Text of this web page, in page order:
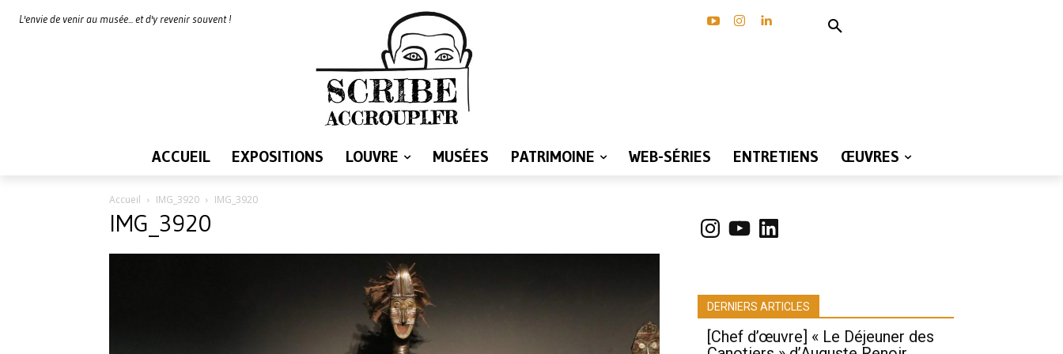
L'envie de venir au musée... et d'y revenir souvent !
ACCUEIL EXPOSITIONS LOUVRE MUSÉES PATRIMOINE WEB-SÉRIES ENTRETIENS ŒUVRES
Accueil IMG_3920 IMG_3920
IMG_3920 Instagram
YouTubeLinkedIn
DERNIERS ARTICLES
[Chef d’œuvre] « Le Déjeuner des